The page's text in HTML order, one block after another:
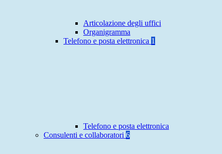
Articolazione degli uffici
Organigramma
Telefono e posta elettronica 1
Telefono e posta elettronica
Consulenti e collaboratori 6